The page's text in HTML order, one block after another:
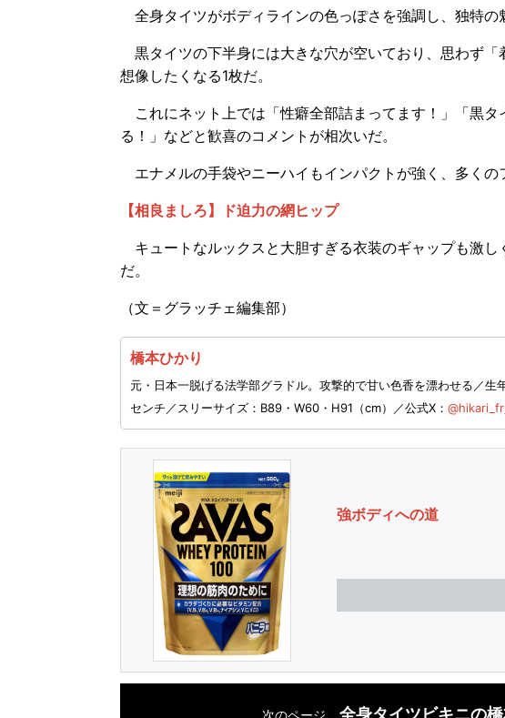
全身タイツがボディラインの色っぽさを強調し、独特の
黒タイツの下半身には大きな穴が空いており、思わず「
想像したくなる1枚だ。
これにネット上では「性癖全部詰まってます！」「黒
る！」などと歓喜のコメントが相次いだ。
エナメルの手袋やニーハイもインパクトが強く、多くの
【相良ましろ】ド迫力の網ヒップ
キュートなルックスと大胆すぎる衣装のギャップも激し
だ。
（文＝グラッチェ編集部）
橋本ひかり
元・日本一脱げる法学部グラドル。攻撃的で甘い色香を漂わせる／
センチ／スリーサイズ：B89・W60・H91（cm）／公式X： @hikari_fr
強ボディへの道
全身タイツビキニの